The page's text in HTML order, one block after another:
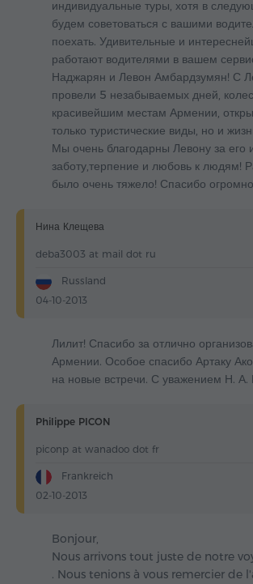
индивидуальные туры, хотя в
будем советоваться с вашими
поехать. Удивительные и
работают водителями в вашем
Наджарян и Левон Амбардзумян! С
провели 5 незабываемых дней,
красивейшим местам Армении,
только туристические виды, но и
Мы очень благодарны Левону за его
заботу,терпение и любовь к людям!
было очень тяжело! Спасибо
Нина Клещева
deba3003 at mail dot ru
Russland
04-10-2013
Лилит! Спасибо за отлично
Армении. Особое спасибо Артаку
на новые встречи. С уважением Н.
Philippe PICON
piconp at wanadoo dot fr
Frankreich
02-10-2013
Bonjour,
Nous arrivons tout juste de notre
. Nous tenions à vous remercier de